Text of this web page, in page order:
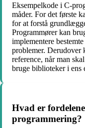
Eksempelkode i C-
måder. For det første
for at forstå
Programmører kan
implementere
problemer. Derudover
reference, når man
bruge biblioteker i ens
Hvad er
programmering?